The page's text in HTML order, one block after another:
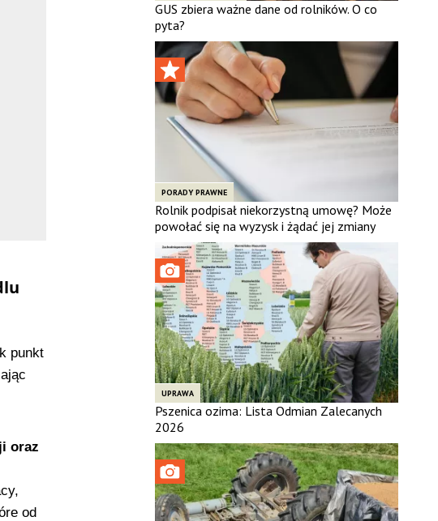
punkt
oraz
od
GUS zbiera ważne dane od rolników. O co
pyta?
PORADY PRAWNE
Rolnik podpisał niekorzystną umowę? Może
powołać się na wyzysk i żądać jej zmiany
UPRAWA
Pszenica ozima: Lista Odmian Zalecanych
2026